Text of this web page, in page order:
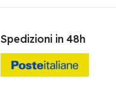
Spedizioni in 48h